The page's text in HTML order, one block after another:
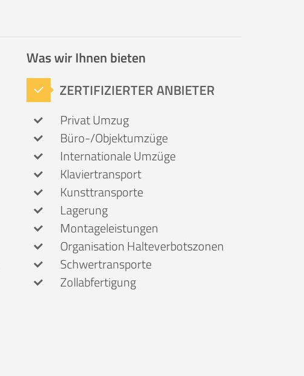
Was wir Ihnen bieten
ZERTIFIZIERTER ANBIETER
Privat Umzug
Büro-/Objektumzüge
Internationale Umzüge
Klaviertransport
Kunsttransporte
Lagerung
Montageleistungen
Organisation Halteverbotszonen
Schwertransporte
Zollabfertigung